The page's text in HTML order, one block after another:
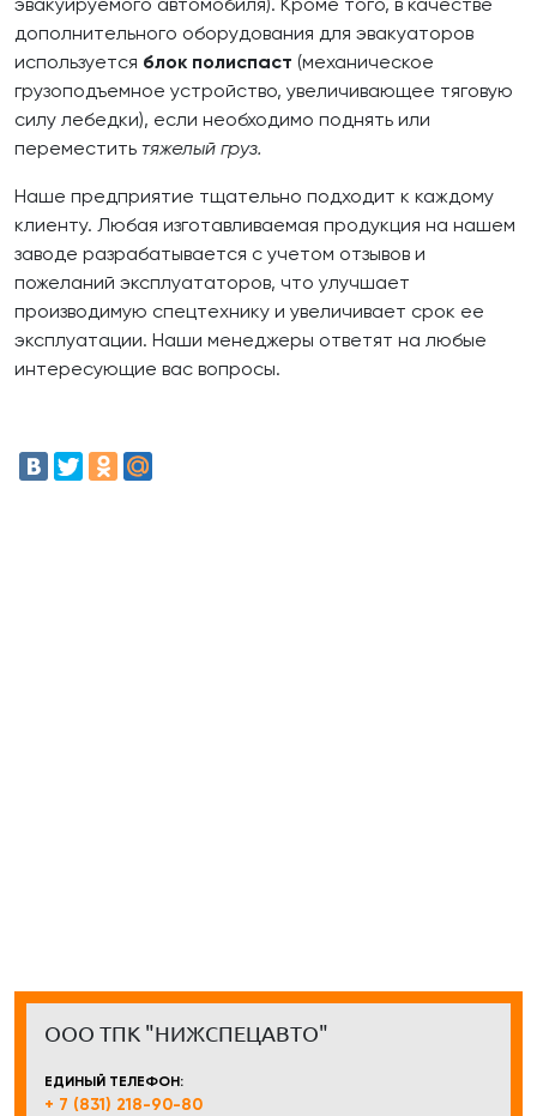
дополнительного оборудования для эвакуаторов
используется блок полиспаст (механическое
грузоподъемное устройство, увеличивающее тяговую
силу лебедки), если необходимо поднять или
переместить тяжелый груз.
Наше предприятие тщательно подходит к каждому
клиенту. Любая изготавливаемая продукция на нашем
заводе разрабатывается с учетом отзывов и
пожеланий эксплуататоров, что улучшает
производимую спецтехнику и увеличивает срок ее
эксплуатации. Наши менеджеры ответят на любые
интересующие вас вопросы.
ООО ТПК "НИЖСПЕЦАВТО"
ЕДИНЫЙ ТЕЛЕФОН:
+ 7 (831) 218-90-80